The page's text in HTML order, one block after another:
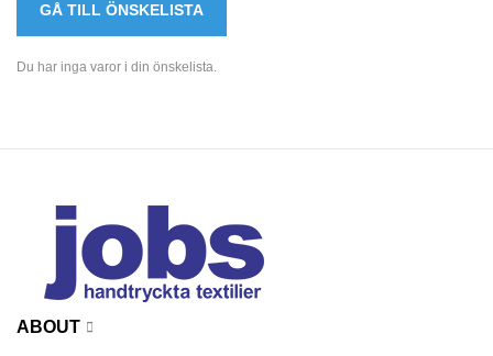
GÅ TILL ÖNSKELISTA
Du har inga varor i din önskelista.
ABOUT